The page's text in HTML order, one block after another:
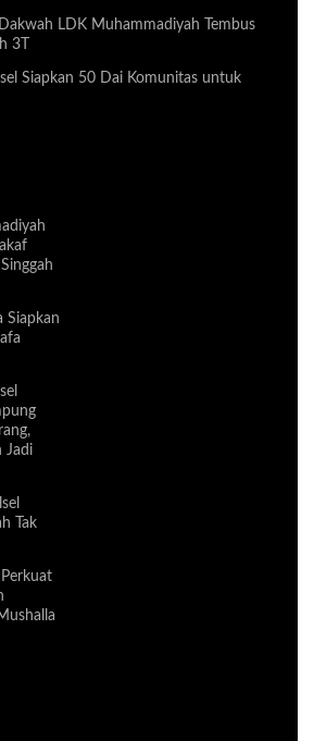
LDK Muhammadiyah Tembus
3T
Siapkan 50 Dai Komunitas untuk
Siapkan
Jadi
Tak